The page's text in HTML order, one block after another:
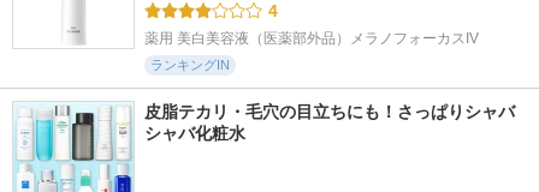
4
薬用 美白美容液（医薬部外品）メラノフォーカスIV
ランキングIN
皮脂テカリ・毛穴の目立ちにも！さっぱりシャバ
シャバ化粧水